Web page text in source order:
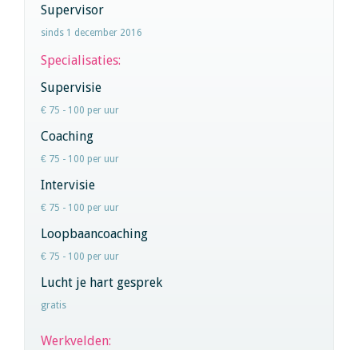
Supervisor
sinds 1 december 2016
Specialisaties:
Supervisie
€ 75 - 100 per uur
Coaching
€ 75 - 100 per uur
Intervisie
€ 75 - 100 per uur
Loopbaancoaching
€ 75 - 100 per uur
Lucht je hart gesprek
gratis
Werkvelden: